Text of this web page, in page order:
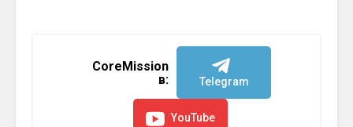
CoreMission
в:
Telegram
YouTube